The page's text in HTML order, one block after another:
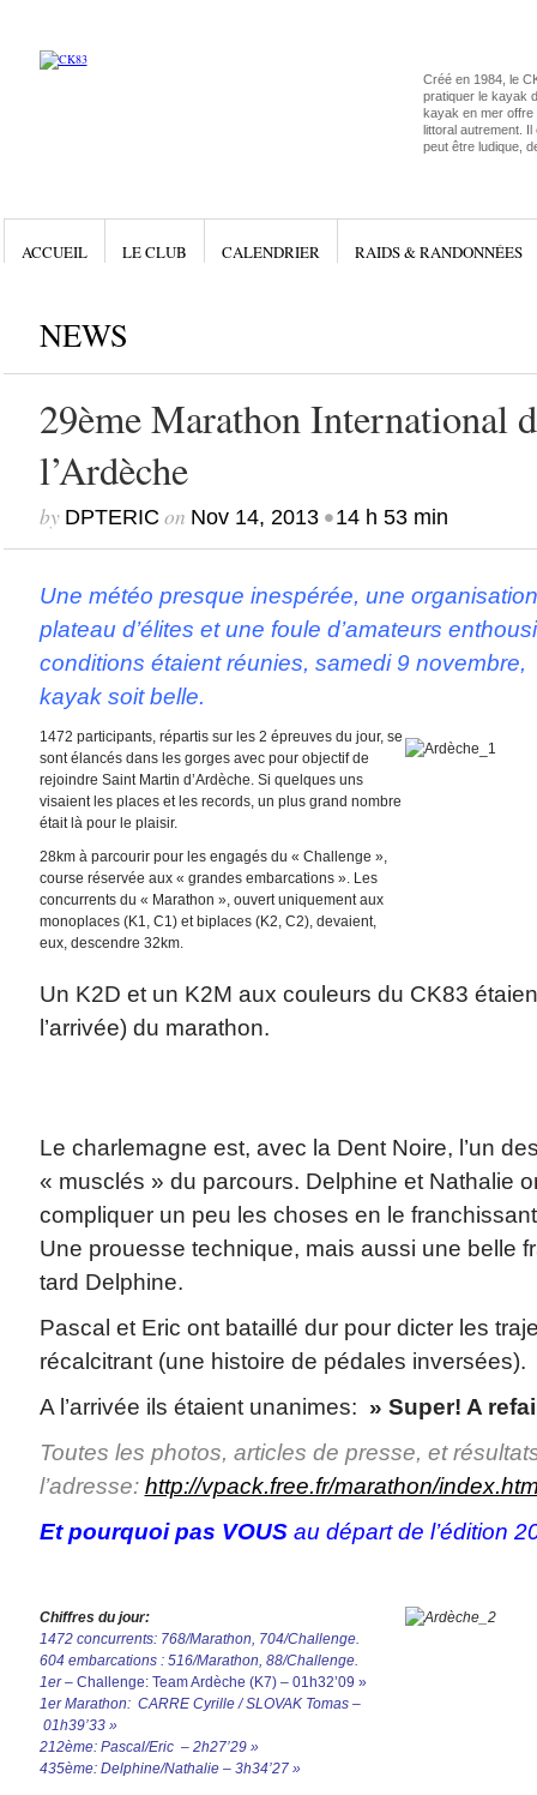
Créé en 1984, le
pratiquer le kayak
kayak en mer offre
littoral autrement.
peut être ludique,
ACCUEIL LE CLUB CALENDRIER RAIDS & RANDONNÉES
NEWS
29ème Marathon International
l’Ardèche
by DPTERIC on Nov 14, 2013•14 h 53 min
Une météo presque inespérée, une
plateau d’élites et une foule d’amateurs
conditions étaient réunies, samedi 9
kayak soit belle.
1472 participants, répartis sur les 2 épreuves du jour, se
sont élancés dans les gorges avec pour objectif de
rejoindre Saint Martin d’Ardèche. Si quelques uns
visaient les places et les records, un plus grand nombre
était là pour le plaisir.
28km à parcourir pour les engagés du « Challenge »,
course réservée aux « grandes embarcations ». Les
concurrents du « Marathon », ouvert uniquement aux
monoplaces (K1, C1) et biplaces (K2, C2), devaient,
eux, descendre 32km.
Un K2D et un K2M aux couleurs du CK83
l’arrivée) du marathon.
Le charlemagne est, avec la Dent Noire, l’un
« musclés » du parcours. Delphine et Nathalie
compliquer un peu les choses en le
Une prouesse technique, mais aussi une belle
tard Delphine.
Pascal et Eric ont bataillé dur pour dicter les
récalcitrant (une histoire de pédales inversées).
A l’arrivée ils étaient unanimes: » Super! A
Toutes les photos, articles de presse, et
l’adresse: http://vpack.free.fr/marathon/
Et pourquoi pas VOUSau départ de l’édition
Chiffres du jour:
1472 concurrents: 768/Marathon, 704/Challenge.
604 embarcations : 516/Marathon, 88/Challenge.
1er – Challenge: Team Ardèche (K7) – 01h32’09 »
1er Marathon: CARRE Cyrille / SLOVAK Tomas –
01h39’33 »
212ème: Pascal/Eric – 2h27’29 »
435ème: Delphine/Nathalie – 3h34’27 »